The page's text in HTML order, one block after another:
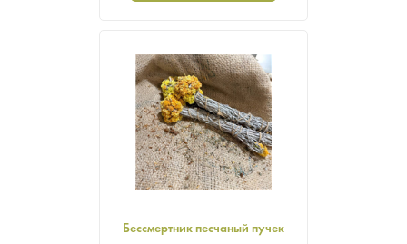
Бессмертник песчаный пучек